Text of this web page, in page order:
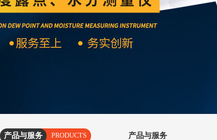
产品与服务
PRODUCTS
产品与服务